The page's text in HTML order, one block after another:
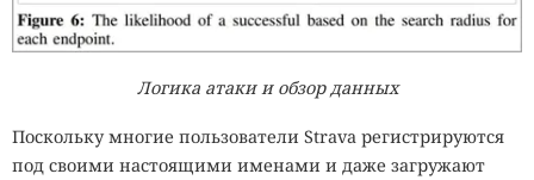
Логика атаки и обзор данных
Поскольку многие пользователи Strava регистрируются
под своими настоящими именами и даже загружают